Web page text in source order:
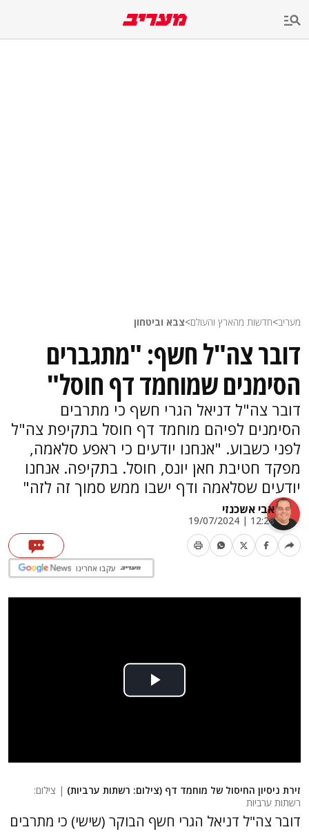
מעריב>חדשות מהארץ והעולם>צבא וביטחון
דובר צה"ל חשף: "מתגברים
הסימנים שמוחמד דף חוסל"
דובר צה"ל דניאל הגרי חשף כי מתרבים
הסימנים לפיהם מוחמד דף חוסל בתקיפת צה"ל
לפני כשבוע. "אנחנו יודעים כי ראפע סלאמה,
מפקד חטיבת חאן יונס, חוסל. בתקיפה. אנחנו
יודעים שסלאמה ודף ישבו ממש סמוך זה לזה"
אבי אשכנזי
12:28 | 19/07/2024
עקבו אחרינו
זירת ניסיון החיסול של מוחמד דף (צילום: רשתות ערביות) | צילום:
רשתות ערביות
דובר צה"ל דניאל הגרי חשף הבוקר (שישי) כי מתרבים